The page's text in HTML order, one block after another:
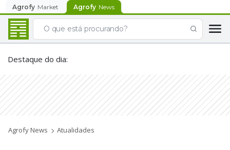
Agrofy Market Agrofy News
Destaque do dia:
Agrofy News Atualidades